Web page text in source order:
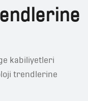
kabiliyetleri
trendlerine